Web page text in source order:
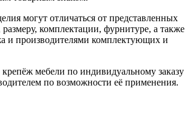
могут отличаться от представленных
размеру, комплектации, фурнитуре, а также
и производителями комплектующих и
мебели по индивидуальному заказу
по возможности её применения.